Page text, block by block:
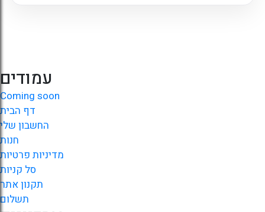
עמודים
Coming soon
דף הבית
החשבון שלי
חנות
מדיניות פרטיות
סל קניות
תקנון אתר
תשלום